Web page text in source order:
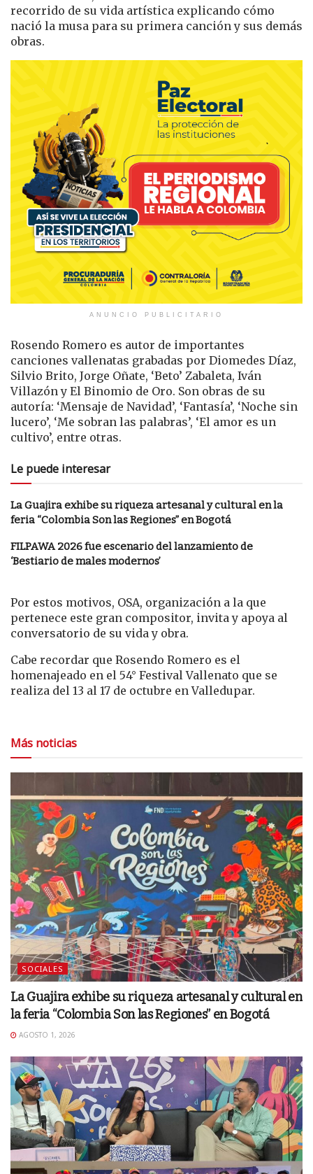
recorrido de su vida artística explicando cómo
nació la musa para su primera canción y sus demás
obras.
ANUNCIO PUBLICITARIO
Rosendo Romero es autor de importantes
canciones vallenatas grabadas por Diomedes Díaz,
Silvio Brito, Jorge Oñate, ‘Beto’ Zabaleta, Iván
Villazón y El Binomio de Oro. Son obras de su
autoría: ‘Mensaje de Navidad’, ‘Fantasía’, ‘Noche sin
lucero’, ‘Me sobran las palabras’, ‘El amor es un
cultivo’, entre otras.
Le puede interesar
La Guajira exhibe su riqueza artesanal y cultural en la
feria “Colombia Son las Regiones” en Bogotá
FILPAWA 2026 fue escenario del lanzamiento de
‘Bestiario de males modernos’
Por estos motivos, OSA, organización a la que
pertenece este gran compositor, invita y apoya al
conversatorio de su vida y obra.
Cabe recordar que Rosendo Romero es el
homenajeado en el 54° Festival Vallenato que se
realiza del 13 al 17 de octubre en Valledupar.
Más noticias
SOCIALES
La Guajira exhibe su riqueza artesanal y cultural en
la feria “Colombia Son las Regiones” en Bogotá
AGOSTO 1, 2026